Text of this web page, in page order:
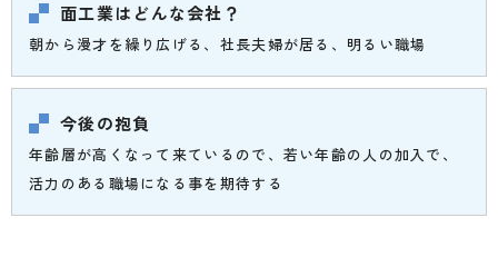
面工業はどんな会社？
朝から漫才を繰り広げる、社長夫婦が居る、明るい職場
今後の抱負
年齢層が高くなって来ているので、若い年齢の人の加入で、
活力のある職場になる事を期待する